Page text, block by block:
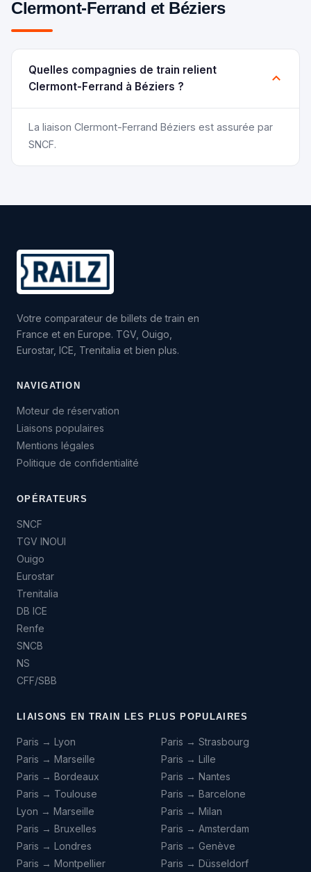
Clermont-Ferrand et Béziers
Quelles compagnies de train relient
Clermont-Ferrand à Béziers ?
La liaison Clermont-Ferrand Béziers est assurée par
SNCF.
Votre comparateur de billets de train en
France et en Europe. TGV, Ouigo,
Eurostar, ICE, Trenitalia et bien plus.
NAVIGATION
Moteur de réservation
Liaisons populaires
Mentions légales
Politique de confidentialité
OPÉRATEURS
SNCF
TGV INOUI
Ouigo
Eurostar
Trenitalia
DB ICE
Renfe
SNCB
NS
CFF/SBB
LIAISONS EN TRAIN LES PLUS POPULAIRES
Paris → Lyon
Paris → Marseille
Paris → Bordeaux
Paris → Toulouse
Lyon → Marseille
Paris → Bruxelles
Paris → Londres
Paris → Montpellier
Paris → Strasbourg
Paris → Lille
Paris → Nantes
Paris → Barcelone
Paris → Milan
Paris → Amsterdam
Paris → Genève
Paris → Düsseldorf